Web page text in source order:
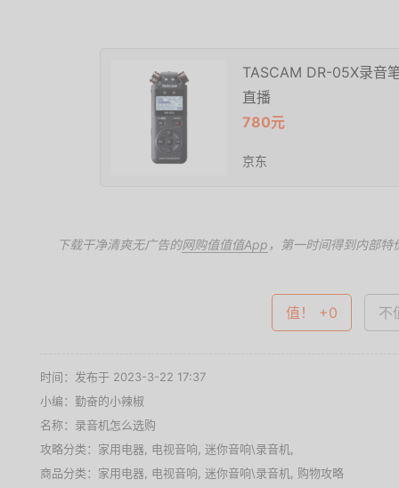
TASCAM DR-05X录音
直播
780元
京东
下载干净清爽无广告的网购值值值App ，第一时间得到内部特
值！ +0 不
时间：发布于 2023-3-22 17:37
小编：勤奋的小辣椒
名称： 录音机怎么选购
攻略分类： 家用电器 电视音响 迷你音响\录音机
商品分类： 家用电器 电视音响 迷你音响\录音机 购物攻略